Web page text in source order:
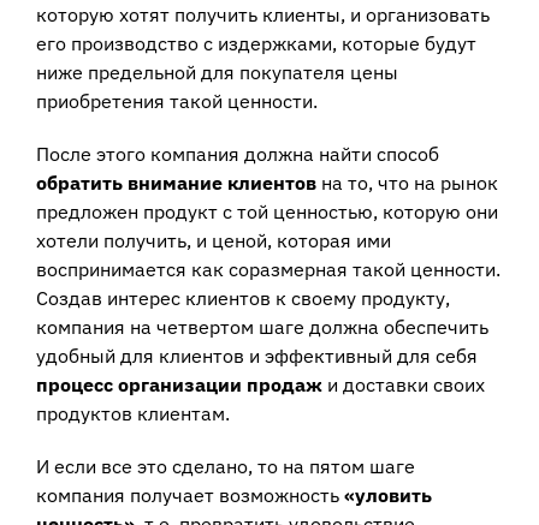
которую хотят получить клиенты, и организовать
его производство с издержками, которые будут
ниже предельной для покупателя цены
приобретения такой ценности.
После этого компания должна найти способ
обратить внимание клиентов на то, что на рынок
предложен продукт с той ценностью, которую они
хотели получить, и ценой, которая ими
воспринимается как соразмерная такой ценности.
Создав интерес клиентов к своему продукту,
компания на четвертом шаге должна обеспечить
удобный для клиентов и эффективный для себя
процесс организации продаж и доставки своих
продуктов клиентам.
И если все это сделано, то на пятом шаге
компания получает возможность «уловить